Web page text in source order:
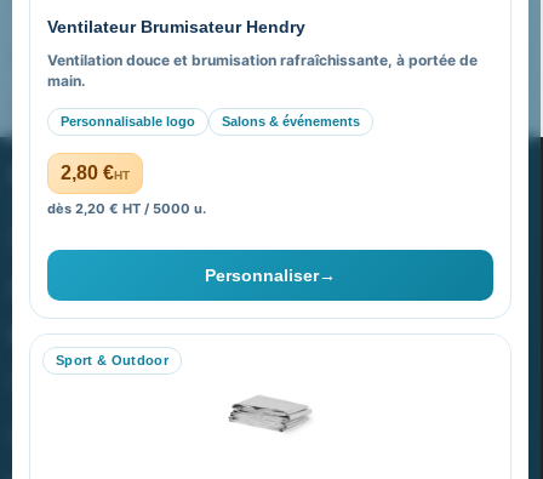
Ventilateur Brumisateur Hendry
Ventilation douce et brumisation rafraîchissante, à portée de
main.
Personnalisable logo Salons & événements
2,80 €HT
dès 2,20 € HT / 5000 u.
Personnaliser→
Sport & Outdoor
FAQ sur Promenoch Goodies Pub France
Pourquoi ça a marché à 100% pour moi ?
PROMENOCH GOODIES
40 rue Madeleine Michelis
92 200 Neuilly
equipe@promenoch-goodies.com